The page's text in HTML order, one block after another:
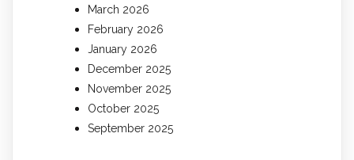
March 2026
February 2026
January 2026
December 2025
November 2025
October 2025
September 2025